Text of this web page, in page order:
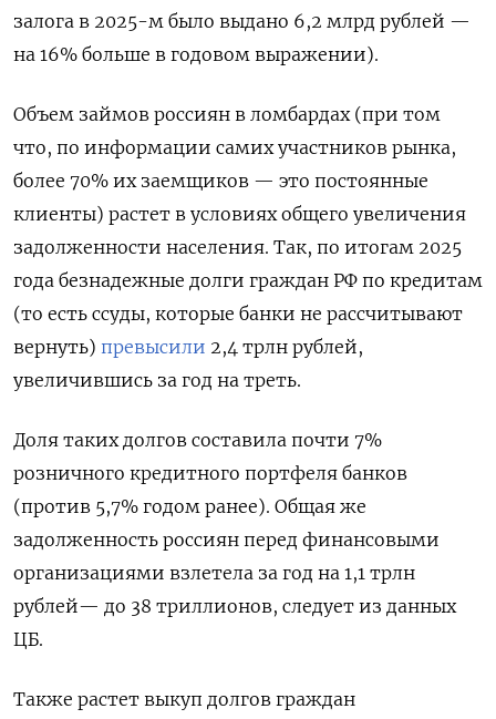
залога в 2025-м было выдано 6,2 млрд рублей —
на 16% больше в годовом выражении).
Объем займов россиян в ломбардах (при том
что, по информации самих участников рынка,
более 70% их заемщиков — это постоянные
клиенты) растет в условиях общего увеличения
задолженности населения. Так, по итогам 2025
года безнадежные долги граждан РФ по кредитам
(то есть ссуды, которые банки не рассчитывают
вернуть) превысили 2,4 трлн рублей,
увеличившись за год на треть.
Доля таких долгов составила почти 7%
розничного кредитного портфеля банков
(против 5,7% годом ранее). Общая же
задолженность россиян перед финансовыми
организациями взлетела за год на 1,1 трлн
рублей— до 38 триллионов, следует из данных
ЦБ.
Также растет выкуп долгов граждан